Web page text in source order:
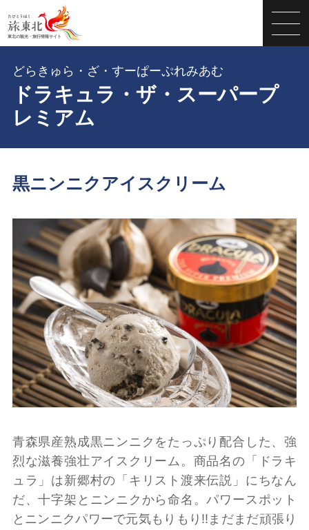
ドラキュラ・ザ・スーパープ
レミアム
どらきゅら・ざ・すーぱーぷれみあむ
黒ニンニクアイスクリーム
青森県産熟成黒ニンニクをたっぷり配合した、強
烈な滋養強壮アイスクリーム。商品名の「ドラキ
ュラ」は新郷村の「キリスト渡来伝説」にちなん
だ、十字架とニンニクから命名。パワースポット
とニンニクパワーで元気もりもり!!まだまだ頑張り